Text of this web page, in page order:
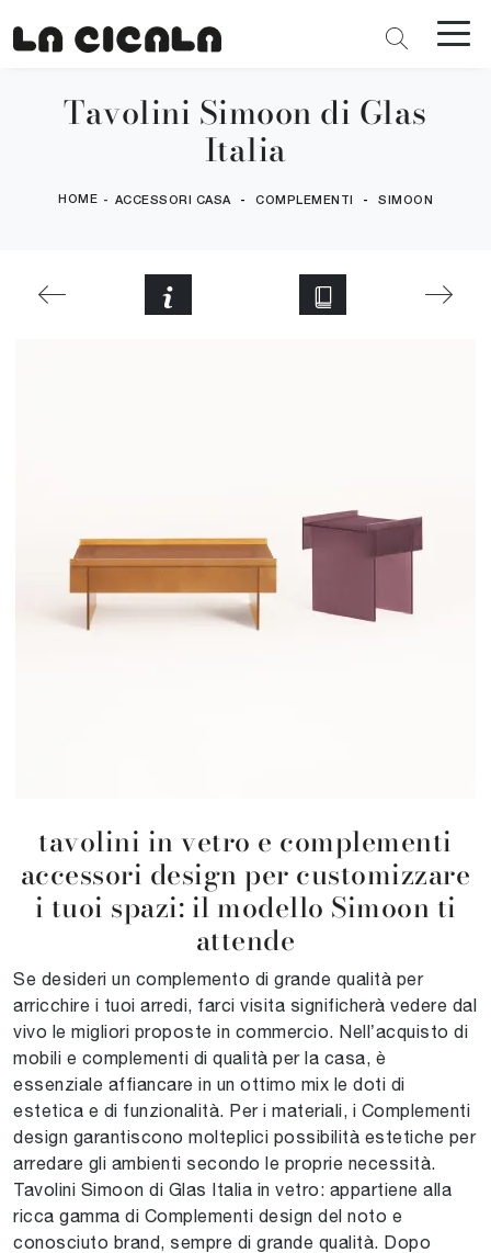
Tavolini Simoon di Glas
Italia
HOME - ACCESSORI CASA - COMPLEMENTI - SIMOON
tavolini in vetro e complementi
accessori design per customizzare
i tuoi spazi: il modello Simoon ti
attende
Se desideri un complemento di grande qualità per
arricchire i tuoi arredi, farci visita significherà vedere dal
vivo le migliori proposte in commercio. Nell’acquisto di
mobili e complementi di qualità per la casa, è
essenziale affiancare in un ottimo mix le doti di
estetica e di funzionalità. Per i materiali, i Complementi
design garantiscono molteplici possibilità estetiche per
arredare gli ambienti secondo le proprie necessità.
Tavolini Simoon di Glas Italia in vetro: appartiene alla
ricca gamma di Complementi design del noto e
conosciuto brand, sempre di grande qualità. Dopo